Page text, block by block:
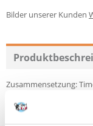
Bilder unserer Kunden
Zusammensetzung:
Cornflakes,
Topinambur,